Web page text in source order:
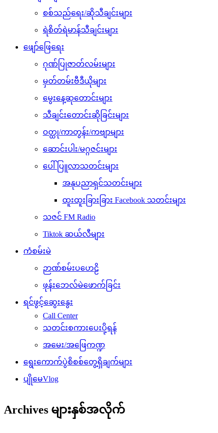
စစ်သည်ရေး/ဆိုသီချင်းများ
ရဲစိတ်ရဲမာန်သီချင်းများ
ဖျော်ဖြေရေး
ဂုဏ်ပြုဇာတ်လမ်းများ
မှတ်တမ်းဗီဒီယိုများ
မွေးနေ့ဆုတောင်းများ
သီချင်းတောင်းဆိုခြင်းများ
ဝတ္ထု/ကာတွန်း/ကဗျာများ
ဆောင်းပါး/မဂ္ဂဇင်းများ
ပေါ်ပြူလာသတင်းများ
အနုပညာရှင်သတင်းများ
ထူးထူးခြားခြား Facebook သတင်းများ
သဇင် FM Radio
Tiktok ဆယ်လီများ
ကံစမ်းမဲ
ဉာဏ်စမ်းပဟေဠိ
ဖုန်းဘေလ်မဲဖောက်ခြင်း
ရင်ဖွင့်ဆွေးနွေး
Call Center
သတင်းစကားပေးပို့ရန်
အမေး/အဖြေကဏ္ဍ
ရွေးကောက်ပွဲစိစစ်တွေ့ရှိချက်များ
ပျိုမေVlog
Archives များနှစ်အလိုက်